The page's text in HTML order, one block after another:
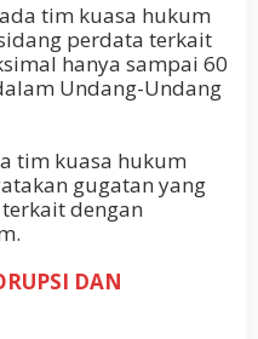
tim kuasa hukum
perdata terkait
hanya sampai 60
Undang-Undang
tim kuasa hukum
gugatan yang
dengan
DAN